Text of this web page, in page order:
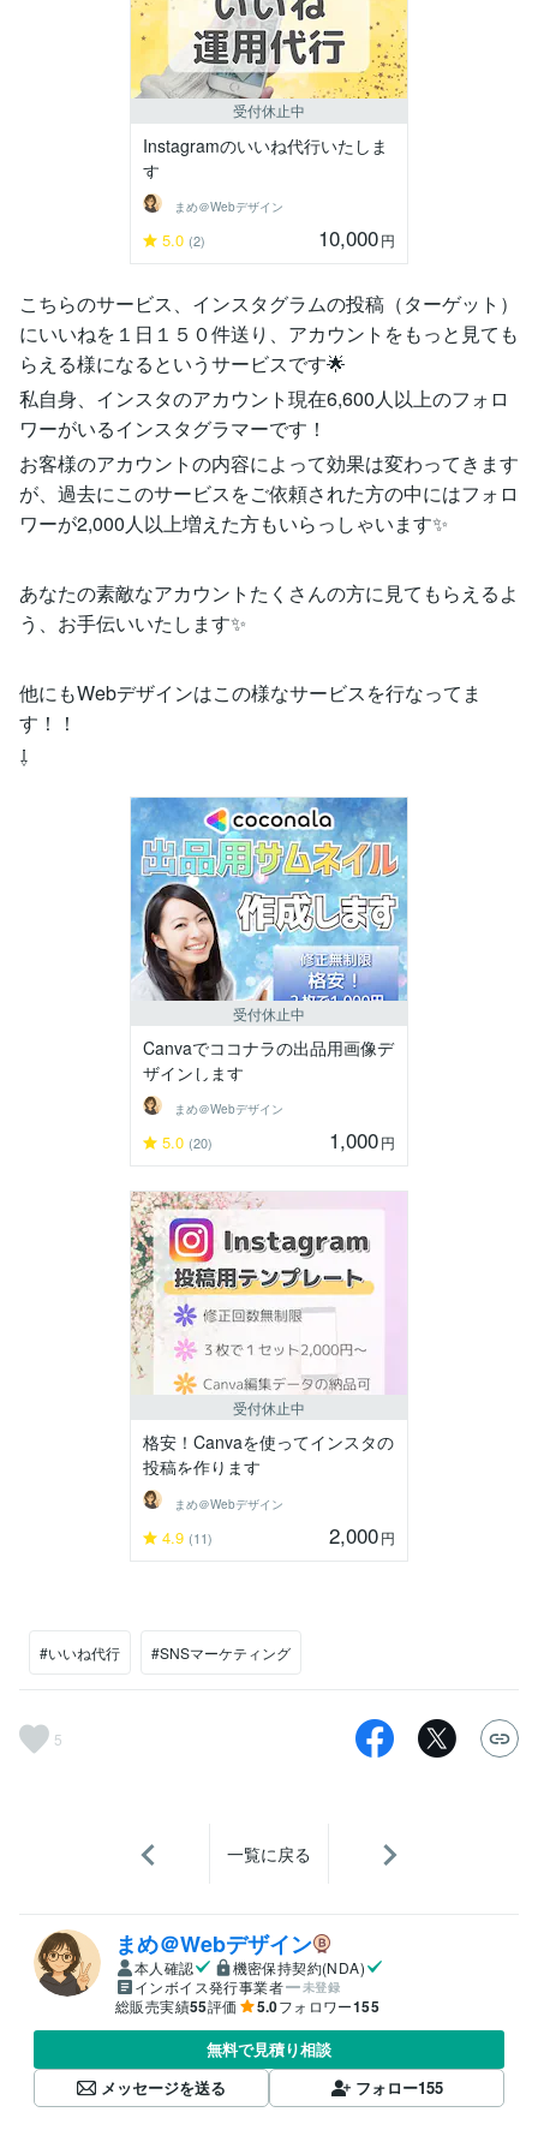
受付休止中
Instagramのいいね代行いたしま
す
まめ＠Webデザイン
5.0 (2) 10,000円
こちらのサービス、インスタグラムの投稿（ターゲット）
にいいねを１日１５０件送り、アカウントをもっと見ても
らえる様になるというサービスです🌟
私自身、インスタのアカウント現在6,600人以上のフォロ
ワーがいるインスタグラマーです！
お客様のアカウントの内容によって効果は変わってきます
が、過去にこのサービスをご依頼された方の中にはフォロ
ワーが2,000人以上増えた方もいらっしゃいます✨
あなたの素敵なアカウントたくさんの方に見てもらえるよ
う、お手伝いいたします✨
他にもWebデザインはこの様なサービスを行なってま
す！！
⇩
受付休止中
Canvaでココナラの出品用画像デ
ザインします
まめ＠Webデザイン
5.0 (20) 1,000円
受付休止中
格安！Canvaを使ってインスタの
投稿を作ります
まめ＠Webデザイン
4.9 (11) 2,000円
#いいね代行 #SNSマーケティング
5
一覧に戻る
まめ＠Webデザイン
本人確認
機密保持契約(NDA)
インボイス発行事業者
未登録
総販売実績55評価 5.0フォロワー155
無料で見積り相談
メッセージを送る
フォロー155